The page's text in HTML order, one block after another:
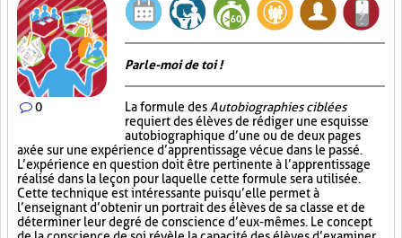
0
Parle-moi de toi !
La formule des Autobiographies ciblées
requiert des élèves de rédiger une esquisse
autobiographique d’une ou de deux pages
axée sur une expérience d’apprentissage vécue dans le passé.
L’expérience en question doit être pertinente à l’apprentissage
réalisé dans la leçon pour laquelle cette formule sera utilisée.
Cette technique est intéressante puisqu’elle permet à
l’enseignant d’obtenir un portrait des élèves de sa classe et de
déterminer leur degré de conscience d’eux-mêmes. Le concept